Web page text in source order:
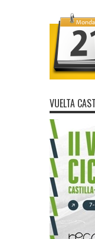
VUELTA